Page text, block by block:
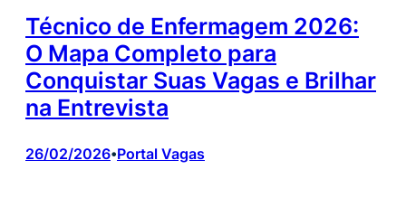
Técnico de Enfermagem 2026:
O Mapa Completo para
Conquistar Suas Vagas e Brilhar
na Entrevista
26/02/2026•Portal Vagas